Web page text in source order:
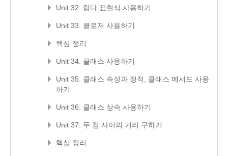
Unit 32. 람다 표현식 사용하기
Unit 33. 클로저 사용하기
핵심 정리
Unit 34. 클래스 사용하기
Unit 35. 클래스 속성과 정적, 클래스 메서드 사용
하기
Unit 36. 클래스 상속 사용하기
Unit 37. 두 점 사이의 거리 구하기
핵심 정리